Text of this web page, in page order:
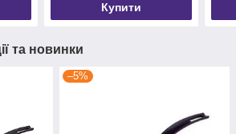
Купити
та новинки
–5%